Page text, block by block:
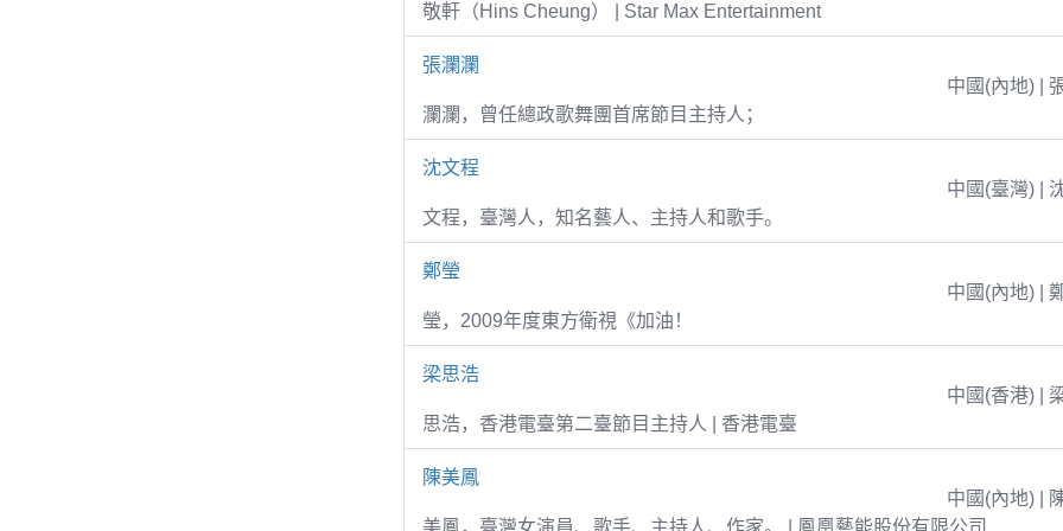
敬軒（Hins Cheung） | Star Max Entertainment
張瀾瀾
中國(內地) |
瀾瀾，曾任總政歌舞團首席節目主持人；
沈文程
中國(臺灣) |
文程，臺灣人，知名藝人、主持人和歌手。
鄭瑩
中國(內地) |
瑩，2009年度東方衛視《加油！
梁思浩
中國(香港) |
思浩，香港電臺第二臺節目主持人 | 香港電臺
陳美鳳
中國(內地) |
美鳳，臺灣女演員、歌手、主持人、作家。 | 鳳凰藝能股份有限公司